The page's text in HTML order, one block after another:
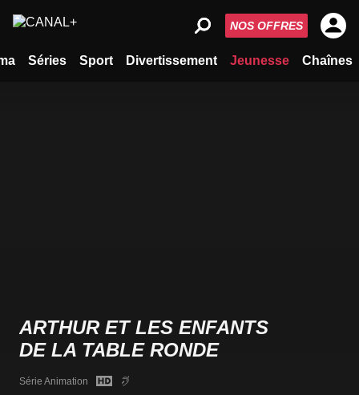
Séries Sport Divertissement Jeunesse Chaînes
NOS OFFRES
ARTHUR ET LES ENFANTS
DE LA TABLE RONDE
Série Animation